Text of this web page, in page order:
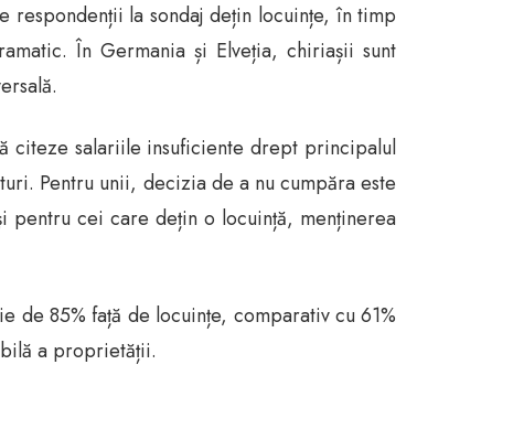
la sondaj dețin locuințe, în timp
În Germania și Elveția, chiriașii sunt
citeze salariile insuficiente drept principalul
Pentru unii, decizia de a nu cumpăra este
cei care dețin o locuință, menținerea
85% față de locuințe, comparativ cu 61%
a proprietății.